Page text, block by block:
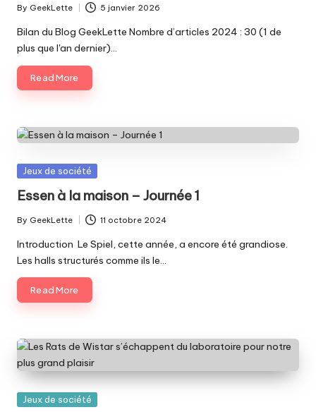
Posted
by
By GeekLette 5 janvier 2026
Bilan du Blog GeekLette Nombre d’articles 2024 : 30 (1 de
plus que l'an dernier)…
Read More
Posted
Jeux de société
Essen à la maison – Journée 1
Posted
by
By GeekLette 11 octobre 2024
Introduction Le Spiel, cette année, a encore été grandiose.
Les halls structurés comme ils le…
Read More
Posted
Jeux de société